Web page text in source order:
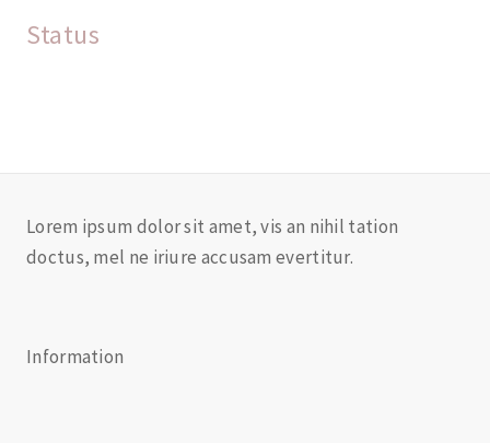
Status
Lorem ipsum dolor sit amet, vis an nihil tation
doctus, mel ne iriure accusam evertitur.
Information